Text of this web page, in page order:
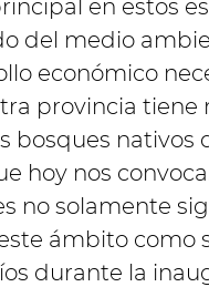
en estos
del medio
económico
provincia
bosques nativos
hoy nos
no solamente
ámbito como
durante la